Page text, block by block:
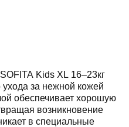
Kids XL 16–23кг
за нежной кожей
обеспечивает хорошую
возникновение
в специальные